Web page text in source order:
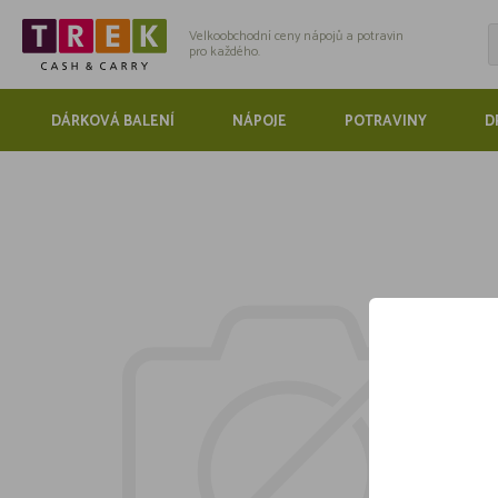
Velkoobchodní ceny nápojů a potravin
pro každého.
DÁRKOVÁ BALENÍ NÁPOJE POTRAVINY